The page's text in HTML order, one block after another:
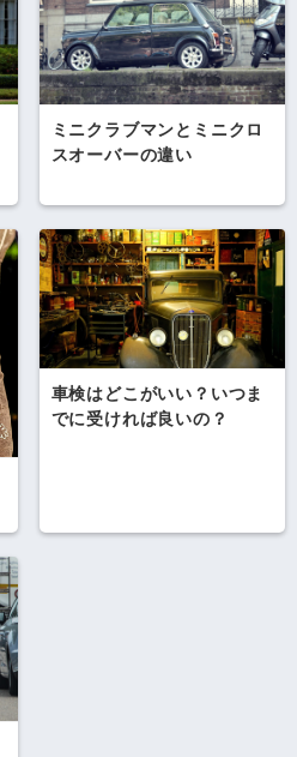
ミニクラブマンとミニクロ
スオーバーの違い
車検はどこがいい？いつま
でに受ければ良いの？